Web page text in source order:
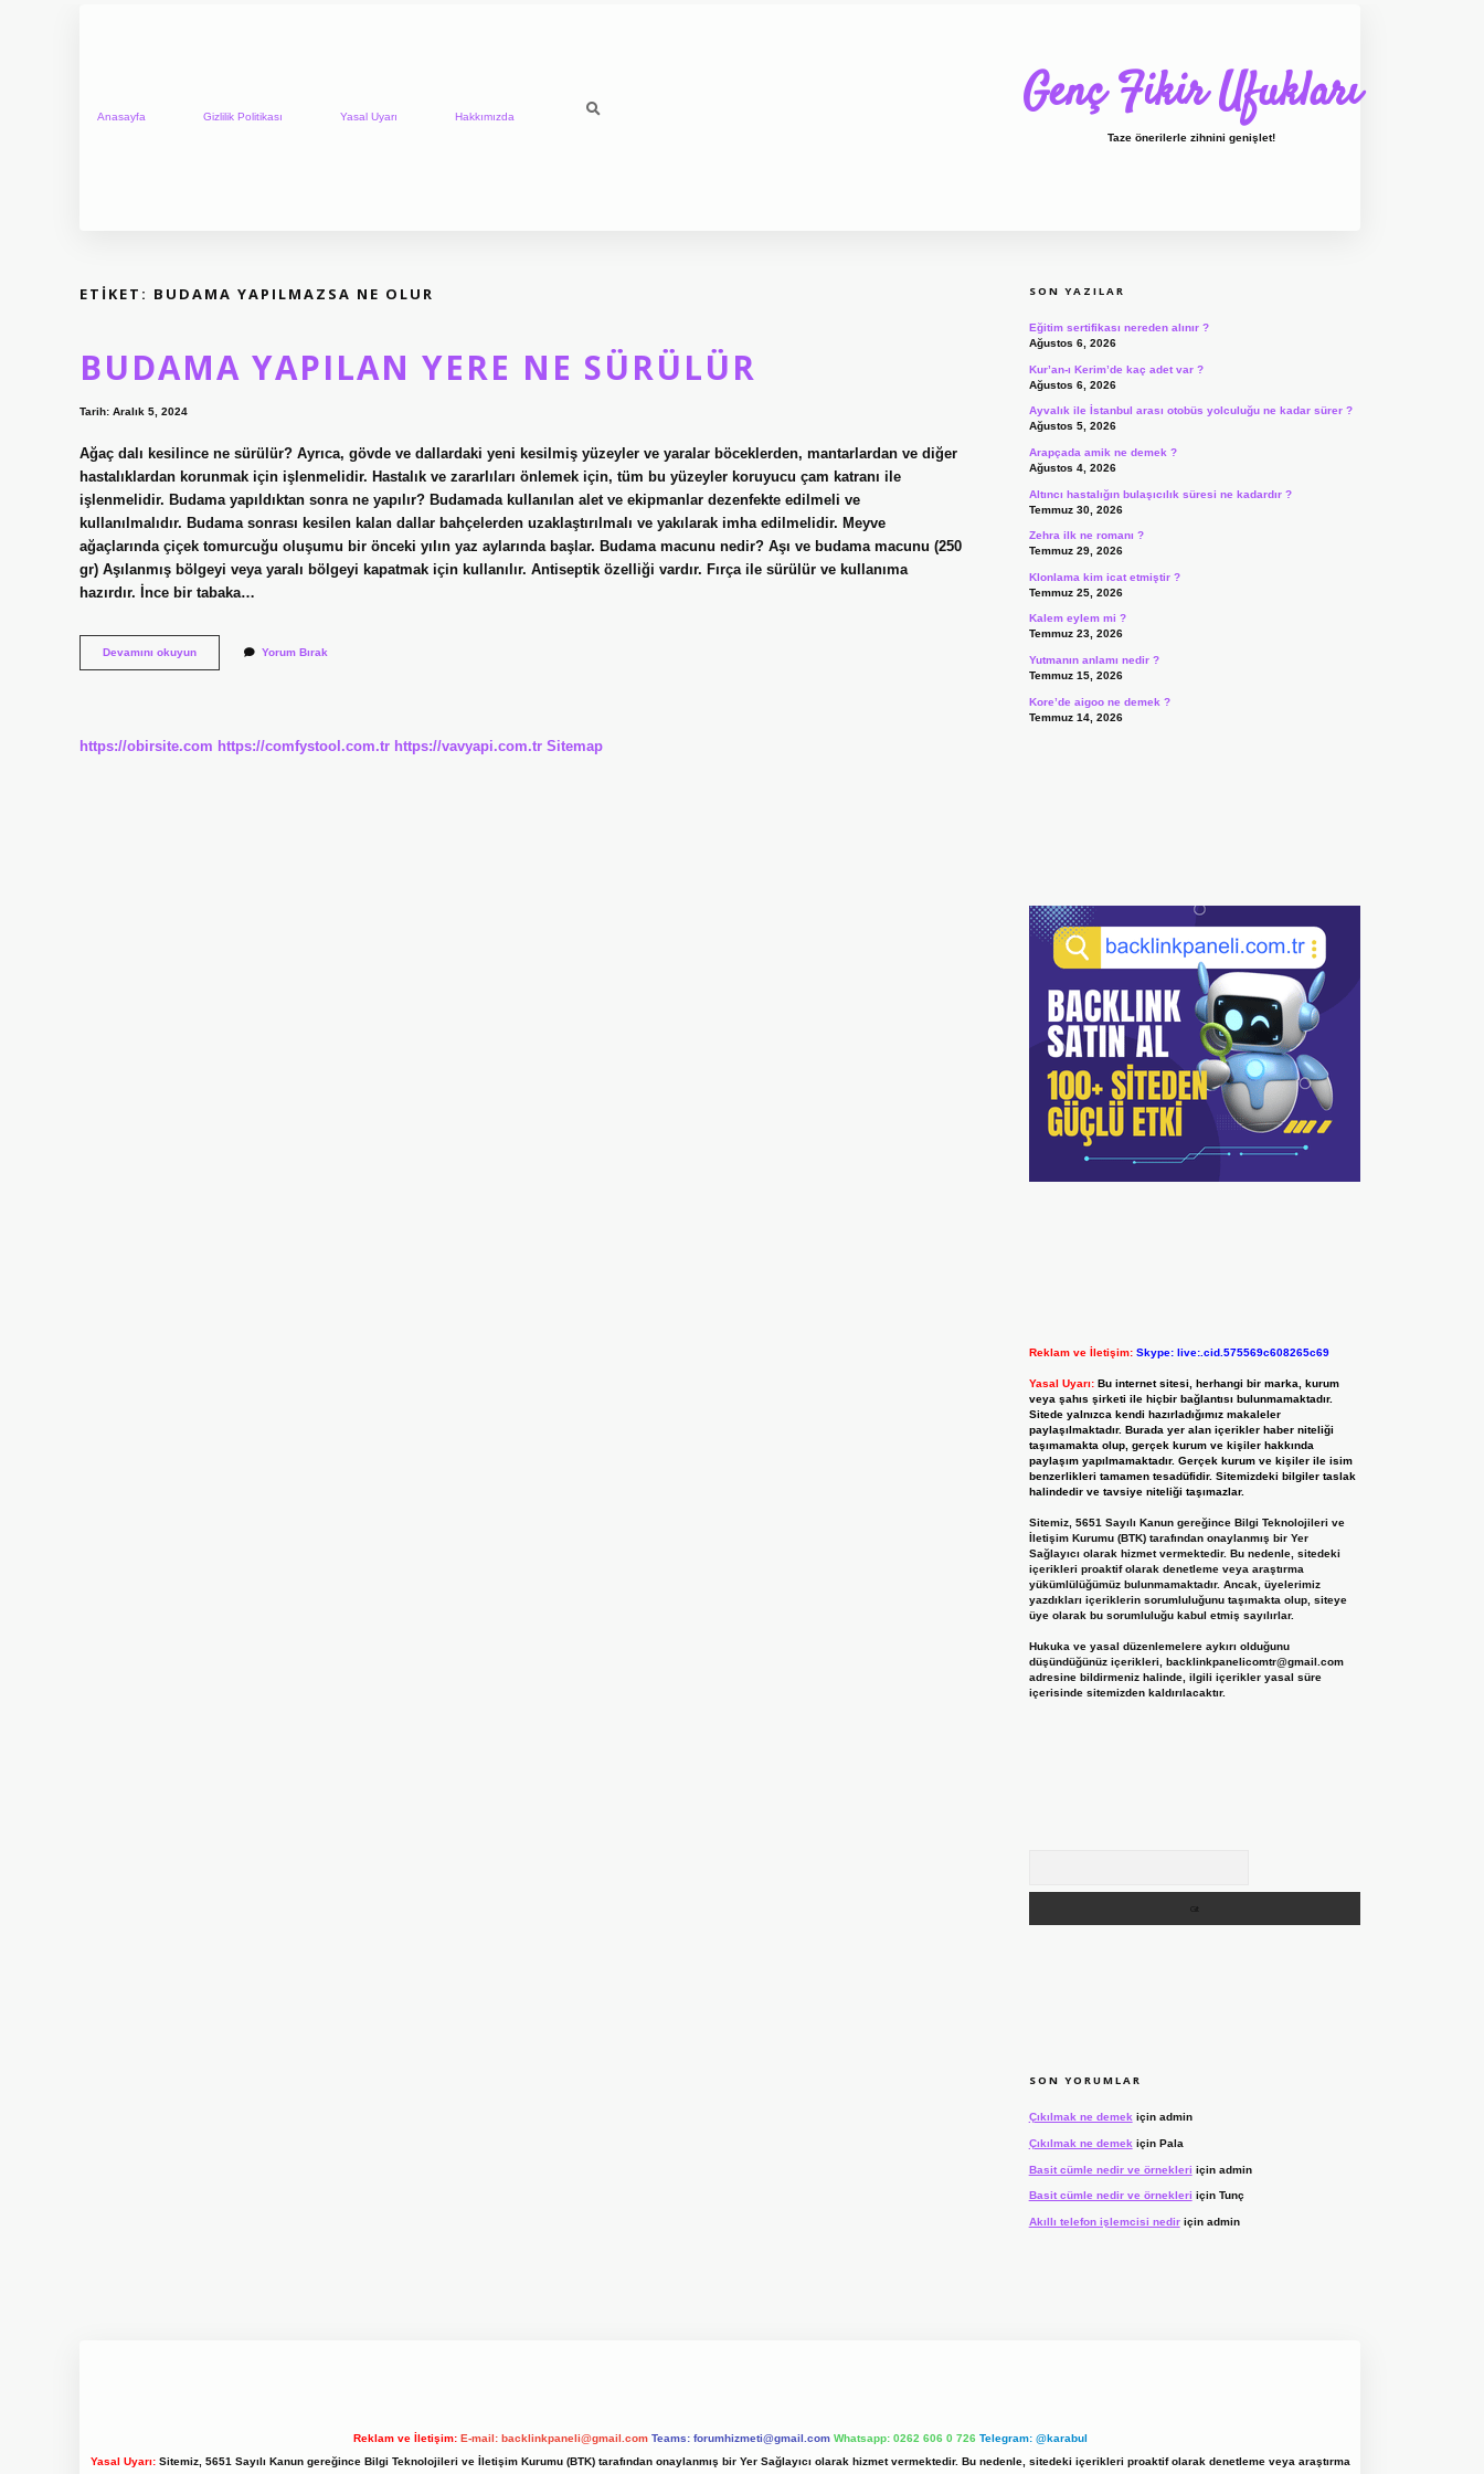
Anasayfa Gizlilik Politikası Yasal Uyarı Hakkımızda Genç Fikir Ufukları
Taze önerilerle zihnini genişlet!
ETIKET: BUDAMA YAPILMAZSA NE OLUR
BUDAMA YAPILAN YERE NE SÜRÜLÜR
Tarih: Aralık 5, 2024
Ağaç dalı kesilince ne sürülür? Ayrıca, gövde ve dallardaki yeni kesilmiş yüzeyler ve yaralar böceklerden, mantarlardan ve diğer
hastalıklardan korunmak için işlenmelidir. Hastalık ve zararlıları önlemek için, tüm bu yüzeyler koruyucu çam katranı ile
işlenmelidir. Budama yapıldıktan sonra ne yapılır? Budamada kullanılan alet ve ekipmanlar dezenfekte edilmeli ve
kullanılmalıdır. Budama sonrası kesilen kalan dallar bahçelerden uzaklaştırılmalı ve yakılarak imha edilmelidir. Meyve
ağaçlarında çiçek tomurcuğu oluşumu bir önceki yılın yaz aylarında başlar. Budama macunu nedir? Aşı ve budama macunu (250
gr) Aşılanmış bölgeyi veya yaralı bölgeyi kapatmak için kullanılır. Antiseptik özelliği vardır. Fırça ile sürülür ve kullanıma
hazırdır. İnce bir tabaka…
Devamını okuyunBudama
Yapılan
Yorum Bırak
https://obirsite.com https://comfystool.com.tr https://vavyapi.com.tr Sitemap
SON YAZILAR
Eğitim sertifikası nereden alınır ?
Ağustos 6, 2026
Kur’an-ı Kerim’de kaç adet var ?
Ağustos 6, 2026
Ayvalık ile İstanbul arası otobüs yolculuğu ne kadar sürer ?
Ağustos 5, 2026
Arapçada amik ne demek ?
Ağustos 4, 2026
Altıncı hastalığın bulaşıcılık süresi ne kadardır ?
Temmuz 30, 2026
Zehra ilk ne romanı ?
Temmuz 29, 2026
Klonlama kim icat etmiştir ?
Temmuz 25, 2026
Kalem eylem mi ?
Temmuz 23, 2026
Yutmanın anlamı nedir ?
Temmuz 15, 2026
Kore’de aigoo ne demek ?
Temmuz 14, 2026
Reklam ve İletişim: Skype: live:.cid.575569c608265c69
Yasal Uyarı: Bu internet sitesi, herhangi bir marka, kurum
veya şahıs şirketi ile hiçbir bağlantısı bulunmamaktadır.
Sitede yalnızca kendi hazırladığımız makaleler
paylaşılmaktadır. Burada yer alan içerikler haber niteliği
taşımamakta olup, gerçek kurum ve kişiler hakkında
paylaşım yapılmamaktadır. Gerçek kurum ve kişiler ile isim
benzerlikleri tamamen tesadüfidir. Sitemizdeki bilgiler taslak
halindedir ve tavsiye niteliği taşımazlar.
Sitemiz, 5651 Sayılı Kanun gereğince Bilgi Teknolojileri ve
İletişim Kurumu (BTK) tarafından onaylanmış bir Yer
Sağlayıcı olarak hizmet vermektedir. Bu nedenle, sitedeki
içerikleri proaktif olarak denetleme veya araştırma
yükümlülüğümüz bulunmamaktadır. Ancak, üyelerimiz
yazdıkları içeriklerin sorumluluğunu taşımakta olup, siteye
üye olarak bu sorumluluğu kabul etmiş sayılırlar.
Hukuka ve yasal düzenlemelere aykırı olduğunu
düşündüğünüz içerikleri, backlinkpanelicomtr@gmail.com
adresine bildirmeniz halinde, ilgili içerikler yasal süre
içerisinde sitemizden kaldırılacaktır.
SON YORUMLAR
Çıkılmak ne demekiçin admin
Çıkılmak ne demek için Pala
Basit cümle nedir ve örnekleri için admin
Basit cümle nedir ve örnekleri için Tunç
Akıllı telefon işlemcisi nediriçin admin
Reklam ve İletişim: E-mail: backlinkpaneli@gmail.com Teams: forumhizmeti@gmail.com Whatsapp: 0262 606 0 726 Telegram: @karabul
Yasal Uyarı:Sitemiz, 5651 Sayılı Kanun gereğince Bilgi Teknolojileri ve İletişim Kurumu (BTK) tarafından onaylanmış bir Yer Sağlayıcı olarak hizmet vermektedir. Bu nedenle, sitedeki içerikleri proaktif olarak denetleme veya araştırma